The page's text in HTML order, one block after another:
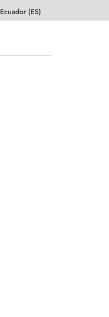
Ecuador (ES)